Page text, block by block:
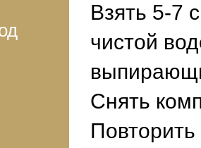
Взять 5-7
чистой
Снять